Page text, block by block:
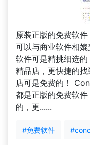
原装正版的免费软
可以与商业软件相
软件可是精挑细选
精品店，更快捷的
店可是免费的！
都是正版的免费软
的，更......
#免费软件